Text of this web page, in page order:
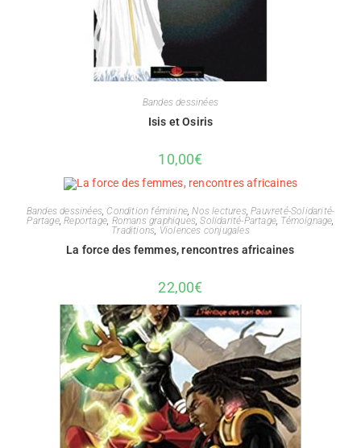
Bandes dessinées
Isis et Osiris
10,00€
Bandes dessinées, Condition féminine ,Nos lectures,Pauvreté-Solidarité-
Partage,Reportage Romans graphiques,Solidarité-Partage, Témoignage
Traditions Violences conjugales
La force des femmes, rencontres africaines
22,00€